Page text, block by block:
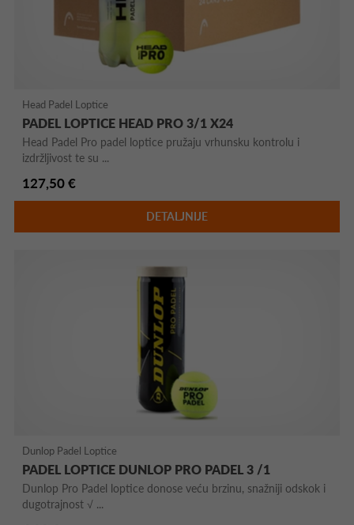
Head Padel Loptice
PADEL LOPTICE HEAD PRO 3/1 X24
Head Padel Pro padel loptice pružaju vrhunsku kontrolu i
izdržljivost te su ...
127,50 €
DETALJNIJE
Dunlop Padel Loptice
PADEL LOPTICE DUNLOP PRO PADEL 3 /1
Dunlop Pro Padel loptice donose veću brzinu, snažniji odskok i
dugotrajnost √ ...